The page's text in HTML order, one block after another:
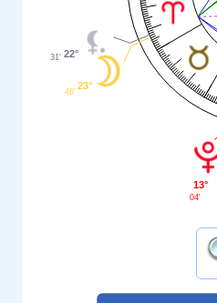
22°
31'
23°
46'
13°
04'